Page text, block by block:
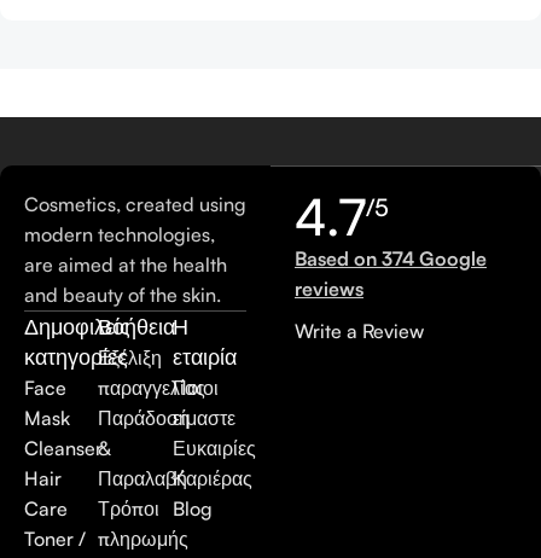
Cosmetics, created using
modern technologies,
are aimed at the health
and beauty of the skin.
Δημοφιλείς
κατηγορίες
Face
Mask
Cleanser
Hair
Care
Toner /
Βοήθεια
Εξέλιξη
παραγγελίας
Παράδοση
&
Παραλαβή
Τρόποι
πληρωμής
Η
εταιρία
Ποιοι
είμαστε
Ευκαιρίες
Καριέρας
Blog
4.7/5
Based on 374 Google
reviews
Write a Review